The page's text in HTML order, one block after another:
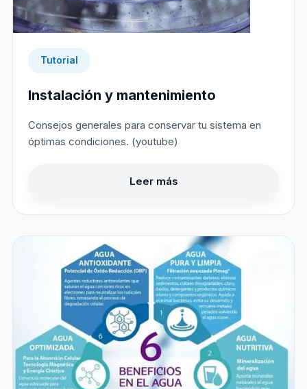
Tutorial
Instalación y mantenimiento
Consejos generales para conservar tu sistema en
óptimas condiciones. (youtube)
Leer más